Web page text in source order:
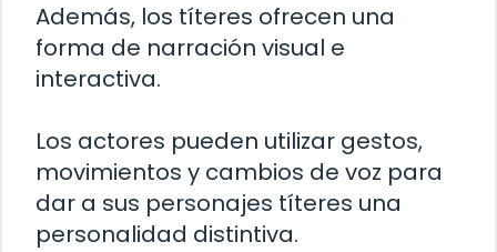
Además, los títeres ofrecen una
forma de narración visual e
interactiva.
Los actores pueden utilizar gestos,
movimientos y cambios de voz para
dar a sus personajes títeres una
personalidad distintiva.